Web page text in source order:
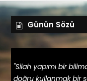
Günün Sözü
"Silah yapımı bir
doğru kullanmak bir